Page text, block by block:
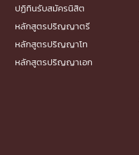
ปฏิทินรับสมัครนิสิต
หลักสูตรปริญญาตรี
หลักสูตรปริญญาโท
หลักสูตรปริญญาเอก